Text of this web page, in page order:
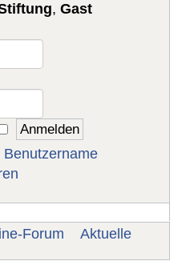
,Gast
Benutzername
Forum
Aktuelle